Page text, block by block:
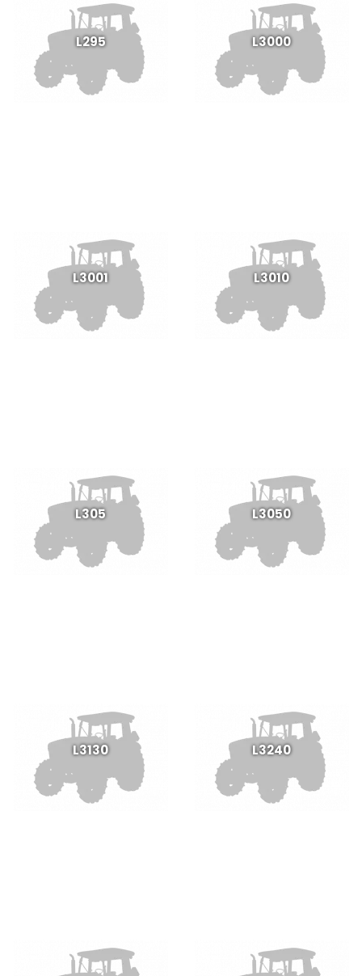
L295 L3000
L3001 L3010
L305 L3050
L3130 L3240